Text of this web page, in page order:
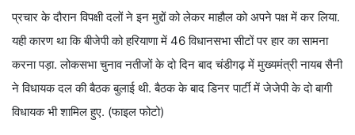
प्रचार के दौरान विपक्षी दलों ने इन मुद्दों को लेकर माहौल को अपने पक्ष में कर लिया.
यही कारण था कि बीजेपी को हरियाणा में 46 विधानसभा सीटों पर हार का सामना
करना पड़ा. लोकसभा चुनाव नतीजों के दो दिन बाद चंडीगढ़ में मुख्यमंत्री नायब सैनी
ने विधायक दल की बैठक बुलाई थी. बैठक के बाद डिनर पार्टी में जेजेपी के दो बागी
विधायक भी शामिल हुए. (फाइल फोटो)